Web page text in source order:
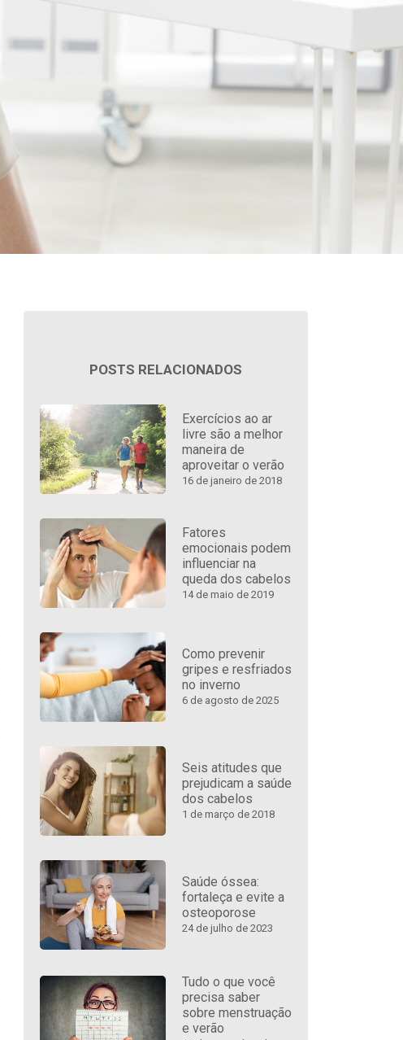
POSTS RELACIONADOS
Exercícios ao ar
livre são a melhor
maneira de
aproveitar o verão
16 de janeiro de 2018
Fatores
emocionais podem
influenciar na
queda dos cabelos
14 de maio de 2019
Como prevenir
gripes e resfriados
no inverno
6 de agosto de 2025
Seis atitudes que
prejudicam a saúde
dos cabelos
1 de março de 2018
Saúde óssea:
fortaleça e evite a
osteoporose
24 de julho de 2023
Tudo o que você
precisa saber
sobre menstruação
e verão